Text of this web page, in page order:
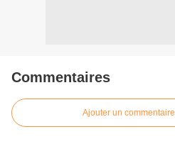
Commentaires
Ajouter un commentaire